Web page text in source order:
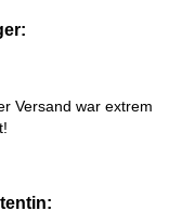
Versand war extrem